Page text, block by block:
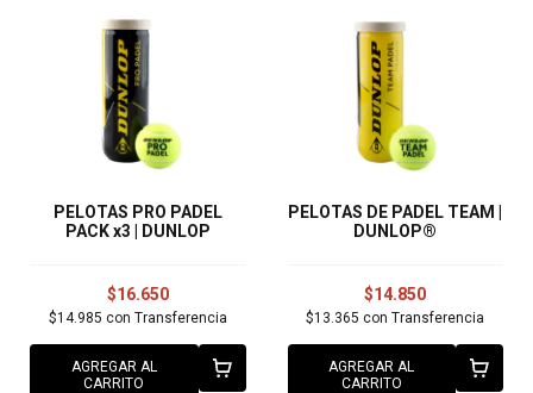
PELOTAS PRO PADEL
PACK x3 | DUNLOP
$16.650
$14.985 con Transferencia
AGREGAR AL
CARRITO
PELOTAS DE PADEL TEAM |
DUNLOP®
$14.850
$13.365con Transferencia
AGREGAR AL
CARRITO